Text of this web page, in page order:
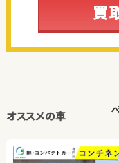
買
オススメの車